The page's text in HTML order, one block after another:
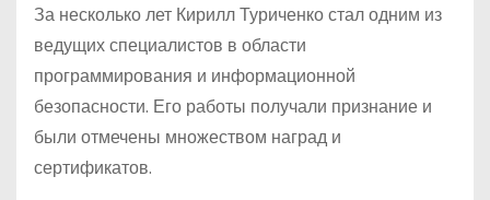
За несколько лет Кирилл Туриченко стал одним из
ведущих специалистов в области
программирования и информационной
безопасности. Его работы получали признание и
были отмечены множеством наград и
сертификатов.